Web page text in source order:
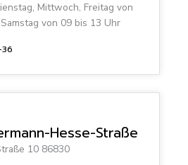
Mittwoch, Freitag von
von 09 bis 13 Uhr
Hesse-Straße
10 86830